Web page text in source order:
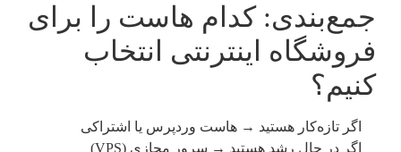
جمع‌بندی: کدام هاست را برای
فروشگاه اینترنتی انتخاب
کنیم؟
اگر تازه‌کار هستید → هاست وردپرس یا اشتراکی
اگر در حال رشد هستید → سرور مجازی (VPS)